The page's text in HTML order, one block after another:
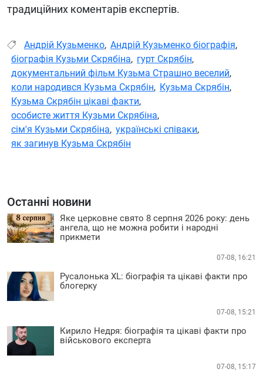
традиційних коментарів експертів.
Андрій Кузьменко, Андрій Кузьменко біографія,
біографія Кузьми Скрябіна, гурт Скрябін,
документальний фільм Кузьма Страшно веселий,
коли народився Кузьма Скрябін, Кузьма Скрябін,
Кузьма Скрябін цікаві факти,
особисте життя Кузьми Скрябіна,
сім'я Кузьми Скрябіна, українські співаки,
як загинув Кузьма Скрябін
Останні новини
Яке церковне свято 8 серпня 2026 року: день
ангела, що не можна робити і народні
прикмети
07-08, 16:21
Русалонька XL: біографія та цікаві факти про
блогерку
07-08, 15:21
Кирило Недря: біографія та цікаві факти про
військового експерта
07-08, 15:17